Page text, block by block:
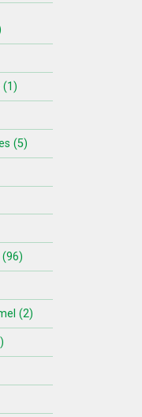
(1)
(5)
(2)